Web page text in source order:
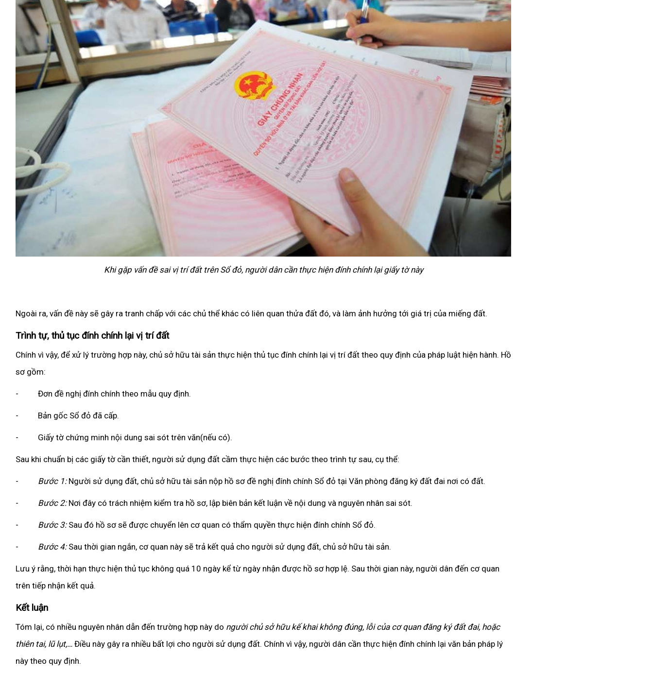
Khi gặp vấn đề sai vị trí đất trên Sổ đỏ, người dân cần thực hiện đính chính lại giấy tờ này
Ngoài ra, vấn đề này sẽ gây ra tranh chấp với các chủ thể khác có liên quan thửa đất đó, và làm ảnh hưởng tới giá trị của miếng đất.
Trình tự, thủ tục đính chính lại vị trí đất
Chính vì vậy, để xử lý trường hợp này, chủ sở hữu tài sản thực hiện thủ tục đính chính lại vị trí đất theo quy định của pháp luật hiện hành. Hồ
sơ gồm:
- Đơn đề nghị đính chính theo mẫu quy định.
- Bản gốc Sổ đỏ đã cấp.
- Giấy tờ chứng minh nội dung sai sót trên văn(nếu có).
Sau khi chuẩn bị các giấy tờ cần thiết, người sử dụng đất cầm thực hiện các bước theo trình tự sau, cụ thể:
- Bước 1:Người sử dụng đất, chủ sở hữu tài sản nộp hồ sơ đề nghị đính chính Sổ đỏ tại Văn phòng đăng ký đất đai nơi có đất.
- Bước 2:Nơi đây có trách nhiệm kiểm tra hồ sơ, lập biên bản kết luận về nội dung và nguyên nhân sai sót.
- Bước 3:Sau đó hồ sơ sẽ được chuyển lên cơ quan có thẩm quyền thực hiện đính chính Sổ đỏ.
- Bước 4:Sau thời gian ngắn, cơ quan này sẽ trả kết quả cho người sử dụng đất, chủ sở hữu tài sản.
Lưu ý rằng, thời hạn thực hiện thủ tục không quá 10 ngày kể từ ngày nhận được hồ sơ hợp lệ. Sau thời gian này, người dân đến cơ quan
trên tiếp nhận kết quả.
Kết luận
Tóm lại, có nhiều nguyên nhân dẫn đến trường hợp này do người chủ sở hữu kế khai không đúng, lỗi của cơ quan đăng ký đất đai, hoặc
thiên tai, lũ lụt,… Điều này gây ra nhiều bất lợi cho người sử dụng đất. Chính vì vậy, người dân cần thực hiện đính chính lại văn bản pháp lý
này theo quy định.